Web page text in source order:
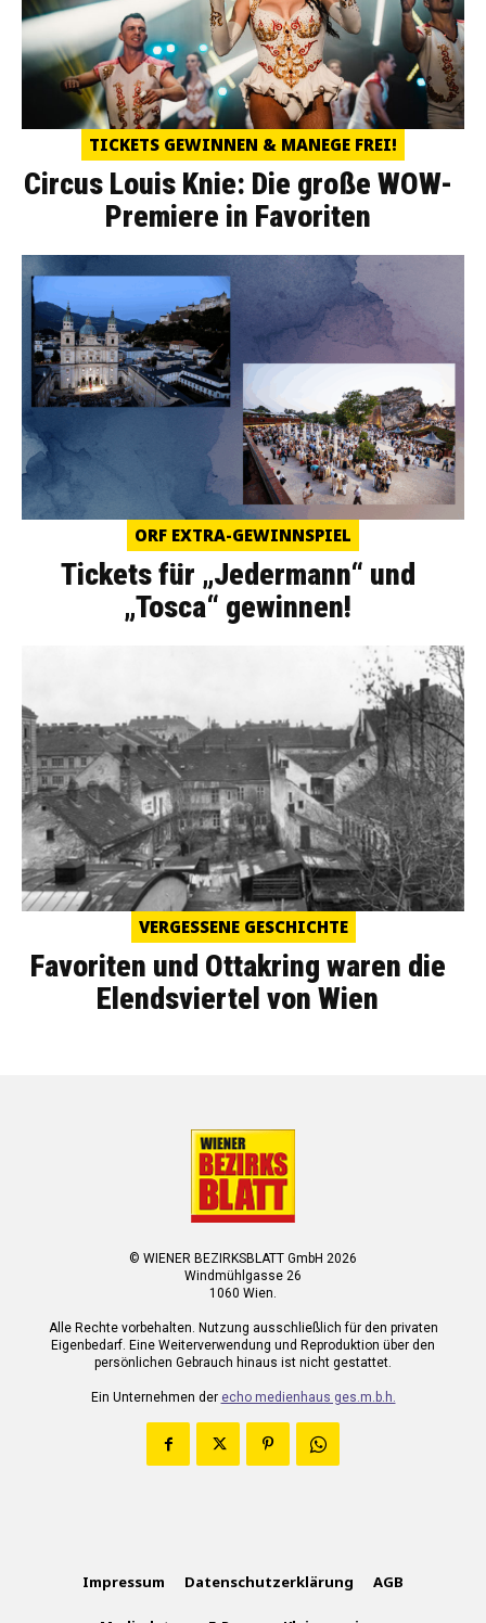
TICKETS GEWINNEN & MANEGE FREI!
Circus Louis Knie: Die große WOW-
Premiere in Favoriten
ORF EXTRA-GEWINNSPIEL
Tickets für „Jedermann“ und
„Tosca“ gewinnen!
VERGESSENE GESCHICHTE
Favoriten und Ottakring waren die
Elendsviertel von Wien
© WIENER BEZIRKSBLATT GmbH 2026
Windmühlgasse 26
1060 Wien.
Alle Rechte vorbehalten. Nutzung ausschließlich für den privaten
Eigenbedarf. Eine Weiterverwendung und Reproduktion über den
persönlichen Gebrauch hinaus ist nicht gestattet.
Ein Unternehmen der echo medienhaus ges.m.b.h.
Impressum Datenschutzerklärung AGB